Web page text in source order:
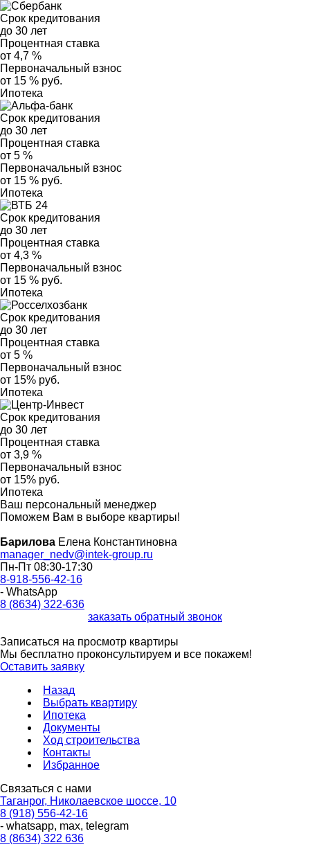
Срок кредитования
до 30 лет
Процентная ставка
от 4,7 %
Первоначальный взнос
от 15 % руб.
Ипотека
Срок кредитования
до 30 лет
Процентная ставка
от 5 %
Первоначальный взнос
от 15 % руб.
Ипотека
Срок кредитования
до 30 лет
Процентная ставка
от 4,3 %
Первоначальный взнос
от 15 % руб.
Ипотека
Срок кредитования
до 30 лет
Процентная ставка
от 5 %
Первоначальный взнос
от 15% руб.
Ипотека
Срок кредитования
до 30 лет
Процентная ставка
от 3,9 %
Первоначальный взнос
от 15% руб.
Ипотека
Ваш персональный менеджер
Поможем Вам в выборе квартиры!
Барилова Елена Константиновна
manager_nedv@intek-group.ru
Пн-Пт 08:30-17:30
8-918-556-42-16
- WhatsApp
8 (8634) 322-636
заказать обратный звонок
Записаться на просмотр квартиры
Мы бесплатно проконсультируем и все покажем!
Оставить заявку
Назад
Выбрать квартиру
Ипотека
Документы
Ход строительства
Контакты
Избранное
Связаться с нами
Таганрог, Николаевское шоссе, 10
8 (918) 556-42-16
- whatsapp, max, telegram
8 (8634) 322 636